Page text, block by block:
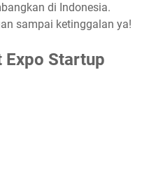
di Indonesia.
sampai ketinggalan ya!
Expo Startup